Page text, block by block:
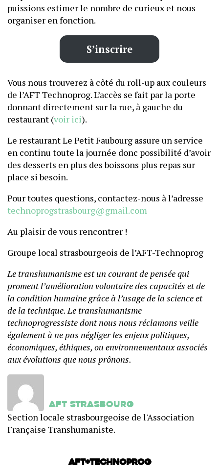
puissions estimer le nombre de curieux et nous
organiser en fonction.
S’inscrire
Vous nous trouverez à côté du roll-up aux couleurs
de l’AFT Technoprog. L’accès se fait par la porte
donnant directement sur la rue, à gauche du
restaurant (voir ici).
​​​Le restaurant Le Petit Faubourg assure un service
en continu toute la journée donc possibilité d’avoir
des desserts en plus des boissons plus repas sur
place si besoin.
Pour toutes questions, contactez-nous à l’adresse
technoprogstrasbourg@gmail.com
Au plaisir de vous rencontrer !
Groupe local strasbourgeois de l’AFT-Technoprog
Le transhumanisme est un courant de pensée qui
promeut l’amélioration volontaire des capacités et de
la condition humaine grâce à l’usage de la science et
de la technique. Le transhumanisme
technoprogressiste dont nous nous réclamons veille
également à ne pas négliger les enjeux politiques,
économiques, éthiques, ou environnementaux associés
aux évolutions que nous prônons.
AFT Strasbourg
Section locale strasbourgeoise de l'Association
Française Transhumaniste.
AFT+Technoprog